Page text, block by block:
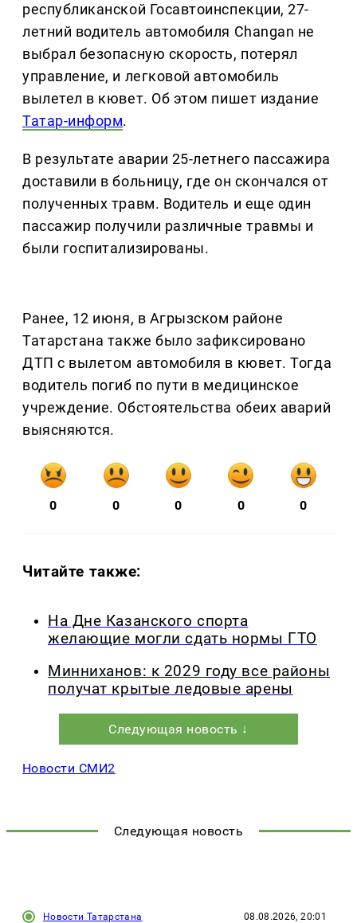
республиканской Госавтоинспекции, 27-
летний водитель автомобиля Changan не
выбрал безопасную скорость, потерял
управление, и легковой автомобиль
вылетел в кювет. Об этом пишет издание
Татар-информ.
В результате аварии 25-летнего пассажира
доставили в больницу, где он скончался от
полученных травм. Водитель и еще один
пассажир получили различные травмы и
были госпитализированы.
Ранее, 12 июня, в Агрызском районе
Татарстана также было зафиксировано
ДТП с вылетом автомобиля в кювет. Тогда
водитель погиб по пути в медицинское
учреждение. Обстоятельства обеих аварий
выясняются.
0 0 0 0 0
Читайте также:
На Дне Казанского спорта
желающие могли сдать нормы ГТО
Минниханов: к 2029 году все районы
получат крытые ледовые арены
Следующая новость ↓
Новости СМИ2
Следующая новость
Новости Татарстана 08.08.2026, 20:01